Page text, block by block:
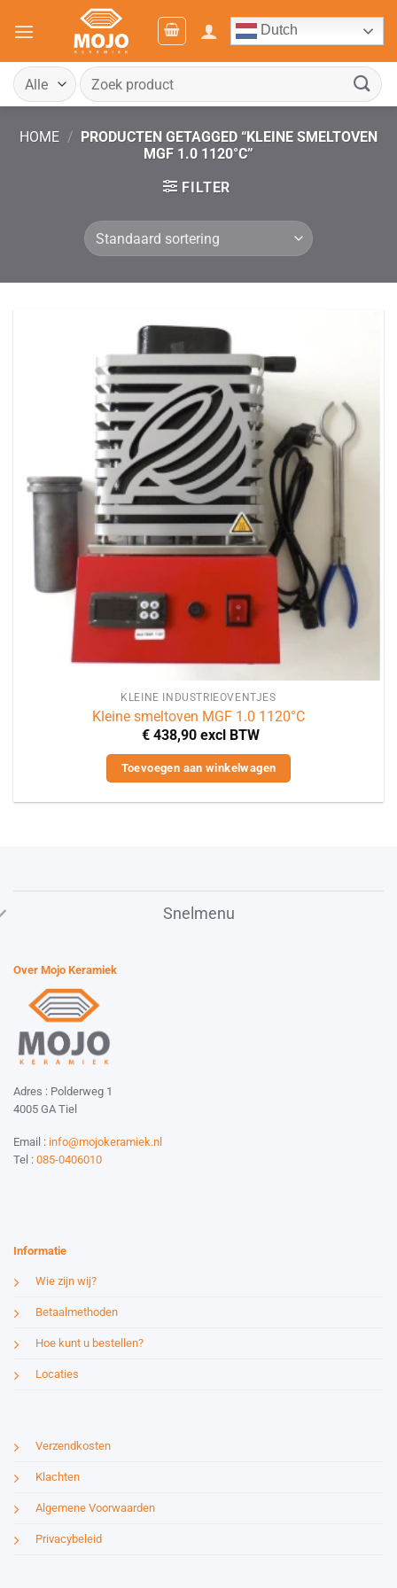
naar
Dutch
Zoeken
naar:
HOME / PRODUCTEN GETAGGED “KLEINE SMELTOVEN
MGF 1.0 1120°C”
FILTER
KLEINE INDUSTRIEOVENTJES
Kleine smeltoven MGF 1.0 1120°C
€438,90 excl BTW
Toevoegen aan winkelwagen
Snelmenu
Over Mojo Keramiek
Adres : Polderweg 1
4005 GA Tiel
Email : info@mojokeramiek.nl
Tel : 085-0406010
Informatie
Wie zijn wij?
Betaalmethoden
Hoe kunt u bestellen?
Locaties
Verzendkosten
Klachten
Algemene Voorwaarden
Privacybeleid